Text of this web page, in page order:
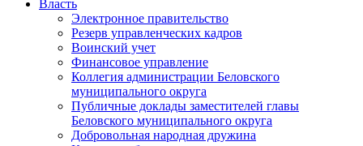
Власть
Электронное правительство
Резерв управленческих кадров
Воинский учет
Финансовое управление
Коллегия администрации Беловского
муниципального округа
Публичные доклады заместителей главы
Беловского муниципального округа
Добровольная народная дружина